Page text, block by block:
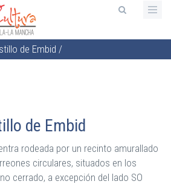
de Embid /
de Embid
rodeada por un recinto amurallado
circulares, situados en los
cerrado, a excepción del lado SO